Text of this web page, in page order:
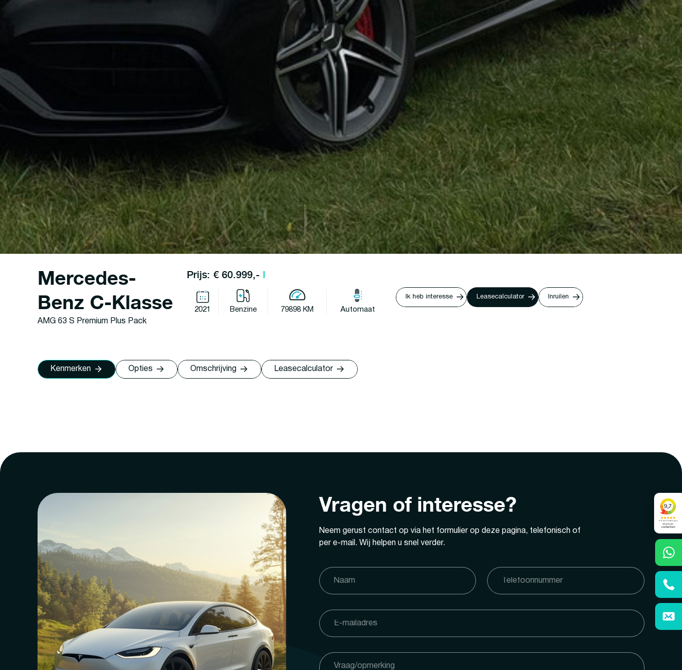
Mercedes-
Benz C-Klasse
AMG 63 S Premium Plus Pack
Prijs: € 60.999,- l
2021 Benzine 79898 KM Automaat
Ik heb interesse Leasecalculator Inruilen
Kenmerken Opties Omschrijving Leasecalculator
Vragen of interesse?
Neem gerust contact op via het formulier op deze pagina, telefonisch of
per e-mail. Wij helpen u snel verder.